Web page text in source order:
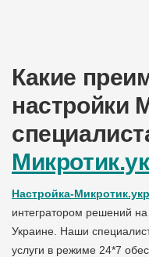
Какие
настройки
Настройка-Микротик.укр
интегратором решений
Украине. Наши
услуги в режиме 24*7